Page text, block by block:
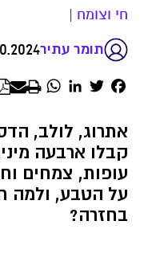
חי וצומח |
תומר עתיר
Facebook
Twitter
LinkedIn
אתרוג, לולב,
קבלו ארבעה
עופות, צמחים
על הטבע, ולמה
בחזרה?